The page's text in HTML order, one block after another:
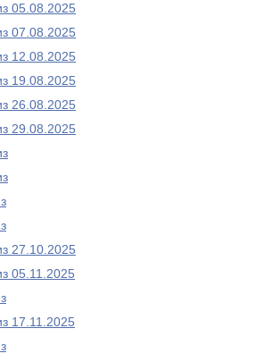
05.08.2025
07.08.2025
12.08.2025
19.08.2025
26.08.2025
29.08.2025
27.10.2025
05.11.2025
17.11.2025